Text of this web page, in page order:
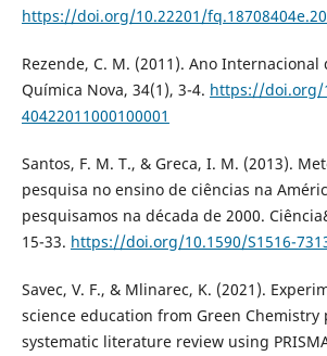
https://doi.org/10.22201/
Rezende, C. M. (2011). Ano Internacional
Química Nova, 34(1), 3-4. https://doi.org/
40422011000100001
Santos, F. M. T., & Greca, I. M. (2013).
pesquisa no ensino de ciências na
pesquisamos na década de 2000.
15-33. https://doi.org/10.1590/S1516-
Savec, V. F., & Mlinarec, K. (2021).
science education from Green Chemistry
systematic literature review using